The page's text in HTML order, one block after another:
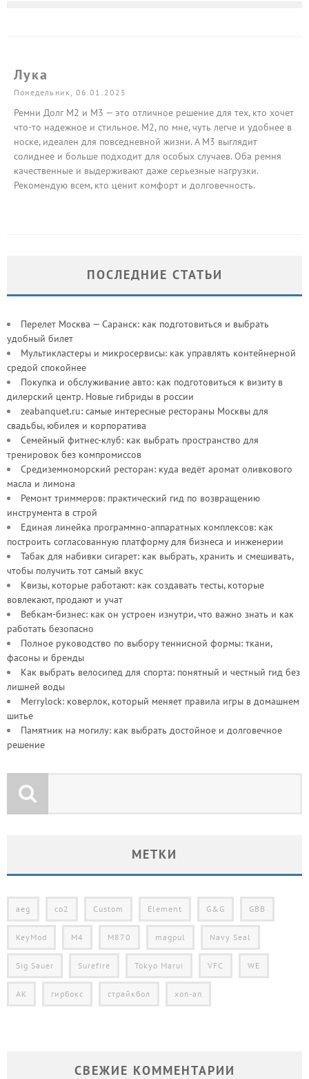
Лука
Понедельник, 06.01.2025
Ремни Долг М2 и М3 — это отличное решение для тех, кто хочет
что-то надежное и стильное. М2, по мне, чуть легче и удобнее в
носке, идеален для повседневной жизни. А М3 выглядит
солиднее и больше подходит для особых случаев. Оба ремня
качественные и выдерживают даже серьезные нагрузки.
Рекомендую всем, кто ценит комфорт и долговечность.
ПОСЛЕДНИЕ СТАТЬИ
Перелет Москва — Саранск: как подготовиться и выбрать
удобный билет
Мультикластеры и микросервисы: как управлять контейнерной
средой спокойнее
Покупка и обслуживание авто: как подготовиться к визиту в
дилерский центр. Новые гибриды в россии
zeabanquet.ru: самые интересные рестораны Москвы для
свадьбы, юбилея и корпоратива
Семейный фитнес-клуб: как выбрать пространство для
тренировок без компромиссов
Средиземноморский ресторан: куда ведёт аромат оливкового
масла и лимона
Ремонт триммеров: практический гид по возвращению
инструмента в строй
Единая линейка программно-аппаратных комплексов: как
построить согласованную платформу для бизнеса и инженерии
Табак для набивки сигарет: как выбрать, хранить и смешивать,
чтобы получить тот самый вкус
Квизы, которые работают: как создавать тесты, которые
вовлекают, продают и учат
Вебкам-бизнес: как он устроен изнутри, что важно знать и как
работать безопасно
Полное руководство по выбору теннисной формы: ткани,
фасоны и бренды
Как выбрать велосипед для спорта: понятный и честный гид без
лишней воды
Merrylock: коверлок, который меняет правила игры в домашнем
шитье
Памятник на могилу: как выбрать достойное и долговечное
решение
МЕТКИ
aeg co2 Custom Element G&G GBB
KeyMod M4 M870 magpul Navy Seal
Sig Sauer Surefire Tokyo Marui VFC WE
АК гирбокс страйкбол хоп-ап
СВЕЖИЕ КОММЕНТАРИИ